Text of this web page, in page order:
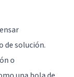
de solución.
o